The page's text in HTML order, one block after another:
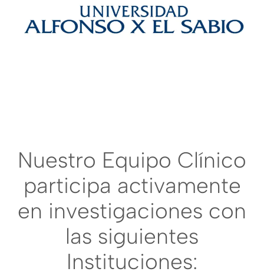
Nuestro Equipo Clínico
participa activamente
en investigaciones con
las siguientes
Instituciones: